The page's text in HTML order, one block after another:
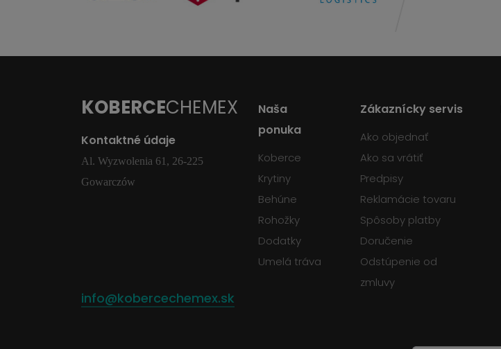
KOBERCECHEMEX
Kontaktné údaje
Al. Wyzwolenia 61, 26-225
Gowarczów
info@kobercechemex.sk
Naša
ponuka
Koberce
Krytiny
Behúne
Rohožky
Dodatky
Umelá tráva
Zákaznícky servis
Ako objednať
Ako sa vrátiť
Predpisy
Reklamácie tovaru
Spôsoby platby
Doručenie
Odstúpenie od
zmluvy